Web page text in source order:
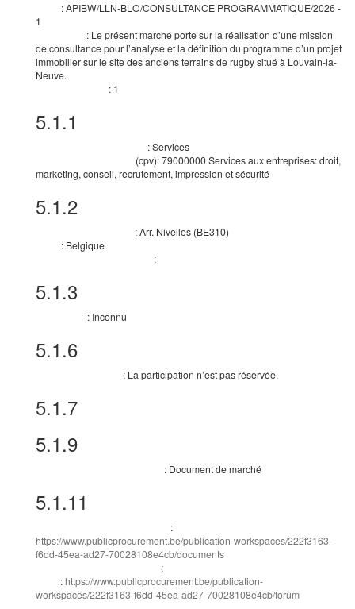
:APIBW/LLN-BLO/CONSULTANCE PROGRAMMATIQUE/2026 -
1
: Le présent marché porte sur la réalisation d’une mission
de consultance pour l’analyse et la définition du programme d’un projet
immobilier sur le site des anciens terrains de rugby situé à Louvain-la-
Neuve.
: 1
5.1.1
:Services
(cpv):79000000Services aux entreprises: droit,
marketing, conseil, recrutement, impression et sécurité
5.1.2
:Arr. Nivelles (BE310)
: Belgique
:
5.1.3
: Inconnu
5.1.6
: La participation n’est pas réservée.
5.1.7
5.1.9
: Document de marché
5.1.11
:
https://www.publicprocurement.be/publication-workspaces/222f3163-
f6dd-45ea-ad27-70028108e4cb/documents
:
: https://www.publicprocurement.be/publication-
workspaces/222f3163-f6dd-45ea-ad27-70028108e4cb/forum